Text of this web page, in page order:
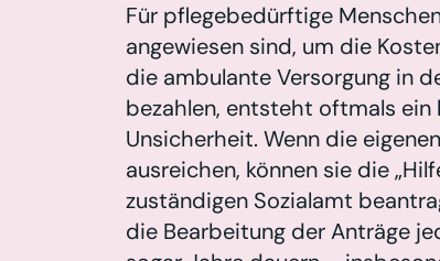
Für pflegebedürftige
angewiesen sind, um die
die ambulante Versorgung in
bezahlen, entsteht oftmals ein
Unsicherheit. Wenn die
ausreichen, können sie die
zuständigen Sozialamt
die Bearbeitung der Anträge